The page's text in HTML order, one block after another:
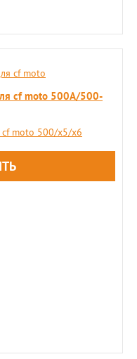
cf moto 500A/500-
cf moto 500/x5/x6